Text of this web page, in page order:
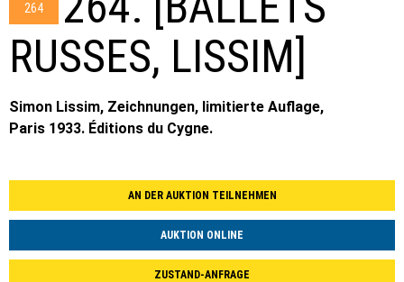
264
RUSSES, LISSIM]
Simon Lissim, Zeichnungen, limitierte Auflage,
Paris 1933. Éditions du Cygne.
AN DER AUKTION TEILNEHMEN
AUKTION ONLINE
ZUSTAND-ANFRAGE